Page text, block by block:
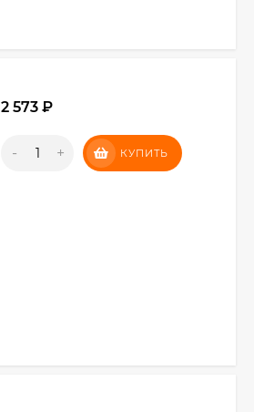
2 573 ₽
- + КУПИТЬ